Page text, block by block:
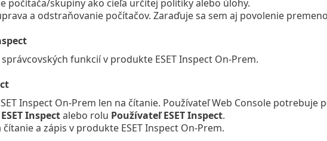
počítača/skupiny ako cieľa určitej politiky alebo úlohy.
a odstraňovanie počítačov. Zaraďuje sa sem aj povolenie
funkcií v produkte ESET Inspect On-Prem.
Inspect On-Prem len na čítanie. Používateľ Web Console potrebuje
Inspectalebo rolu Používateľ ESET Inspect.
a zápis v produkte ESET Inspect On-Prem.